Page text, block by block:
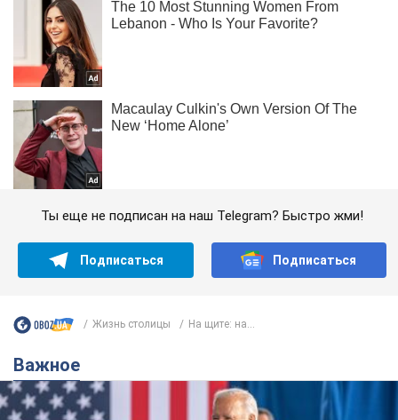
Ты еще не подписан на наш Telegram? Быстро жми!
Подписаться Подписаться
Жизнь столицы На щите: на...
Важное